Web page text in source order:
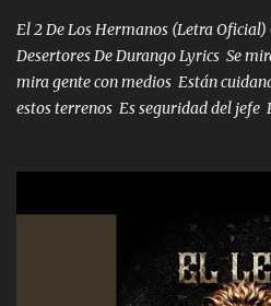
El 2 De Los Hermanos (Letra Oficial)
Desertores De Durango Lyrics Se
mira gente con medios Están
estos terrenos Es seguridad del jefe
ni tampoco las mujeres porque es
que estar alegres doy las
Música Si es que salta algún
ahí está el Hombre Cuarenta y